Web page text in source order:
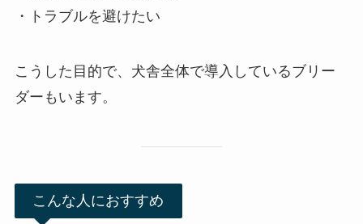
・トラブルを避けたい
こうした目的で、犬舎全体で導入しているブリー
ダーもいます。
こんな人におすすめ